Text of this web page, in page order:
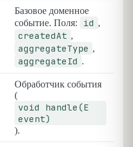
Базовое доменное
событие. Поля:
id ,
createdAt ,
aggregateType ,
aggregateId .
Обработчик события
(
void handle(E
event)
).